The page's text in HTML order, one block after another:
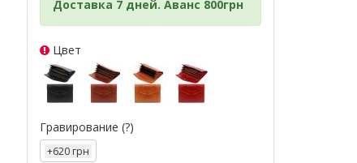
Доставка 7 дней. Аванс 800грн
Цвет
Гравирование(?)
+620 грн